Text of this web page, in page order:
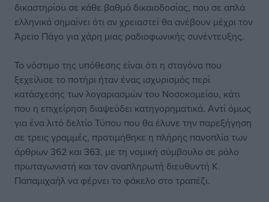
δικαστηρίου σε κάθε βαθμό δικαιοδοσίας, που σε απλά
ελληνικά σημαίνει ότι αν χρειαστεί θα ανέβουν μέχρι τον
Άρειο Πάγο για χάρη μιας ραδιοφωνικής συνέντευξης.
Το νόστιμο της υπόθεσης είναι ότι η σταγόνα που
ξεχείλισε το ποτήρι ήταν ένας ισχυρισμός περί
κατάσχεσης των λογαριασμών του Νοσοκομείου, κάτι
που η επιχείρηση διαψεύδει κατηγορηματικά. Αντί όμως
για ένα λιτό δελτίο Τύπου που θα έλυνε την παρεξήγηση
σε τρεις γραμμές, προτιμήθηκε η πλήρης πανοπλία των
άρθρων 362 και 363, με τη νομική σύμβουλο σε ρόλο
πρωταγωνιστή και τον αναπληρωτή διευθυντή Κ.
Παπαμιχαήλ να φέρνει το φάκελο στο τραπέζι.